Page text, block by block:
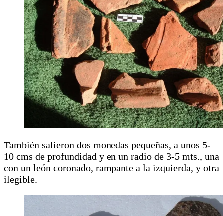
También salieron dos monedas pequeñas, a unos 5-
10 cms de profundidad y en un radio de 3-5 mts., una
con un león coronado, rampante a la izquierda, y otra
ilegible.